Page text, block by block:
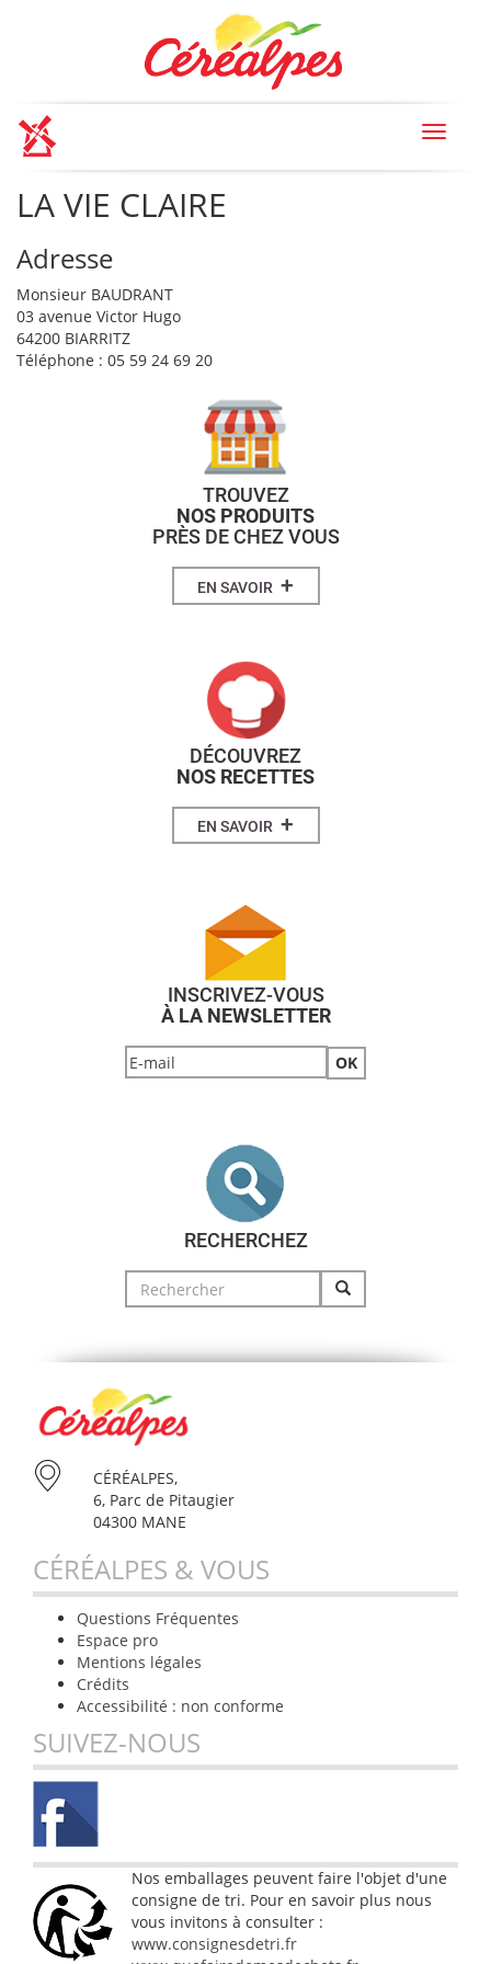
Toggle
LA VIE CLAIRE
Adresse
Monsieur BAUDRANT
03 avenue Victor Hugo
64200 BIARRITZ
Téléphone : 05 59 24 69 20
TROUVEZ
NOS PRODUITS
PRÈS DE CHEZ VOUS
EN SAVOIR +
DÉCOUVREZ
NOS RECETTES
EN SAVOIR +
INSCRIVEZ-VOUS
À LA NEWSLETTER
RECHERCHEZ
Search
for:
CÉRÉALPES,
6, Parc de Pitaugier
04300 MANE
CÉRÉALPES & VOUS
Questions Fréquentes
Espace pro
Mentions légales
Crédits
Accessibilité : non conforme
SUIVEZ-NOUS
Nos emballages peuvent faire l'objet d'une
consigne de tri. Pour en savoir plus nous
vous invitons à consulter :
www.consignesdetri.fr